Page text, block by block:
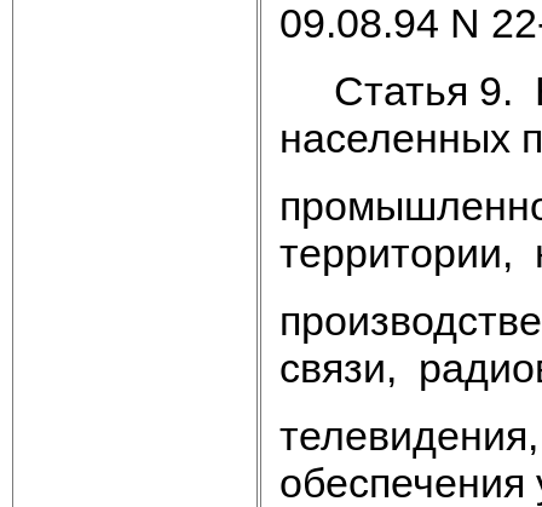
09.08.94 N
Статья 9.
населенных
связи,
обеспечения